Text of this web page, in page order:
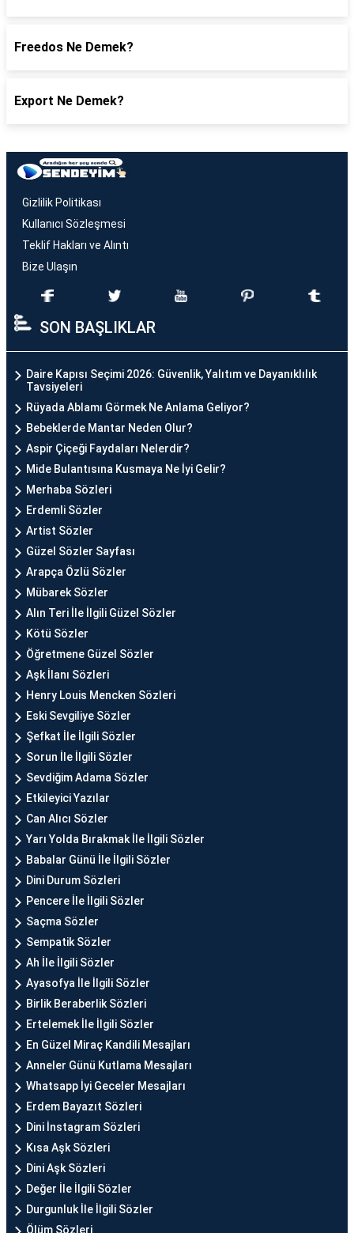
Freedos Ne Demek?
Export Ne Demek?
Gizlilik Politikası
Kullanıcı Sözleşmesi
Teklif Hakları ve Alıntı
Bize Ulaşın
SON BAŞLIKLAR
Daire Kapısı Seçimi 2026: Güvenlik, Yalıtım ve Dayanıklılık
Tavsiyeleri
Rüyada Ablamı Görmek Ne Anlama Geliyor?
Bebeklerde Mantar Neden Olur?
Aspir Çiçeği Faydaları Nelerdir?
Mide Bulantısına Kusmaya Ne İyi Gelir?
Merhaba Sözleri
Erdemli Sözler
Artist Sözler
Güzel Sözler Sayfası
Arapça Özlü Sözler
Mübarek Sözler
Alın Teri İle İlgili Güzel Sözler
Kötü Sözler
Öğretmene Güzel Sözler
Aşk İlanı Sözleri
Henry Louis Mencken Sözleri
Eski Sevgiliye Sözler
Şefkat İle İlgili Sözler
Sorun İle İlgili Sözler
Sevdiğim Adama Sözler
Etkileyici Yazılar
Can Alıcı Sözler
Yarı Yolda Bırakmak İle İlgili Sözler
Babalar Günü İle İlgili Sözler
Dini Durum Sözleri
Pencere İle İlgili Sözler
Saçma Sözler
Sempatik Sözler
Ah İle İlgili Sözler
Ayasofya İle İlgili Sözler
Birlik Beraberlik Sözleri
Ertelemek İle İlgili Sözler
En Güzel Miraç Kandili Mesajları
Anneler Günü Kutlama Mesajları
Whatsapp İyi Geceler Mesajları
Erdem Bayazıt Sözleri
Dini İnstagram Sözleri
Kısa Aşk Sözleri
Dini Aşk Sözleri
Değer İle İlgili Sözler
Durgunluk İle İlgili Sözler
Ölüm Sözleri